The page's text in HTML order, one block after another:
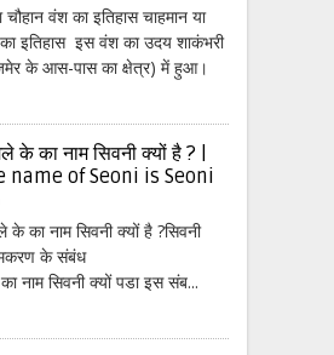
चौहान वंश का इतिहास चाहमान या
इतिहास इस वंश का उदय शाकंभरी
के आस-पास का क्षेत्र) में हुआ।
के का नाम सिवनी क्यों है ? |
name of Seoni is Seoni
के का नाम सिवनी क्यों है ?सिवनी
के संबंध
नाम सिवनी क्यों पडा इस संब...